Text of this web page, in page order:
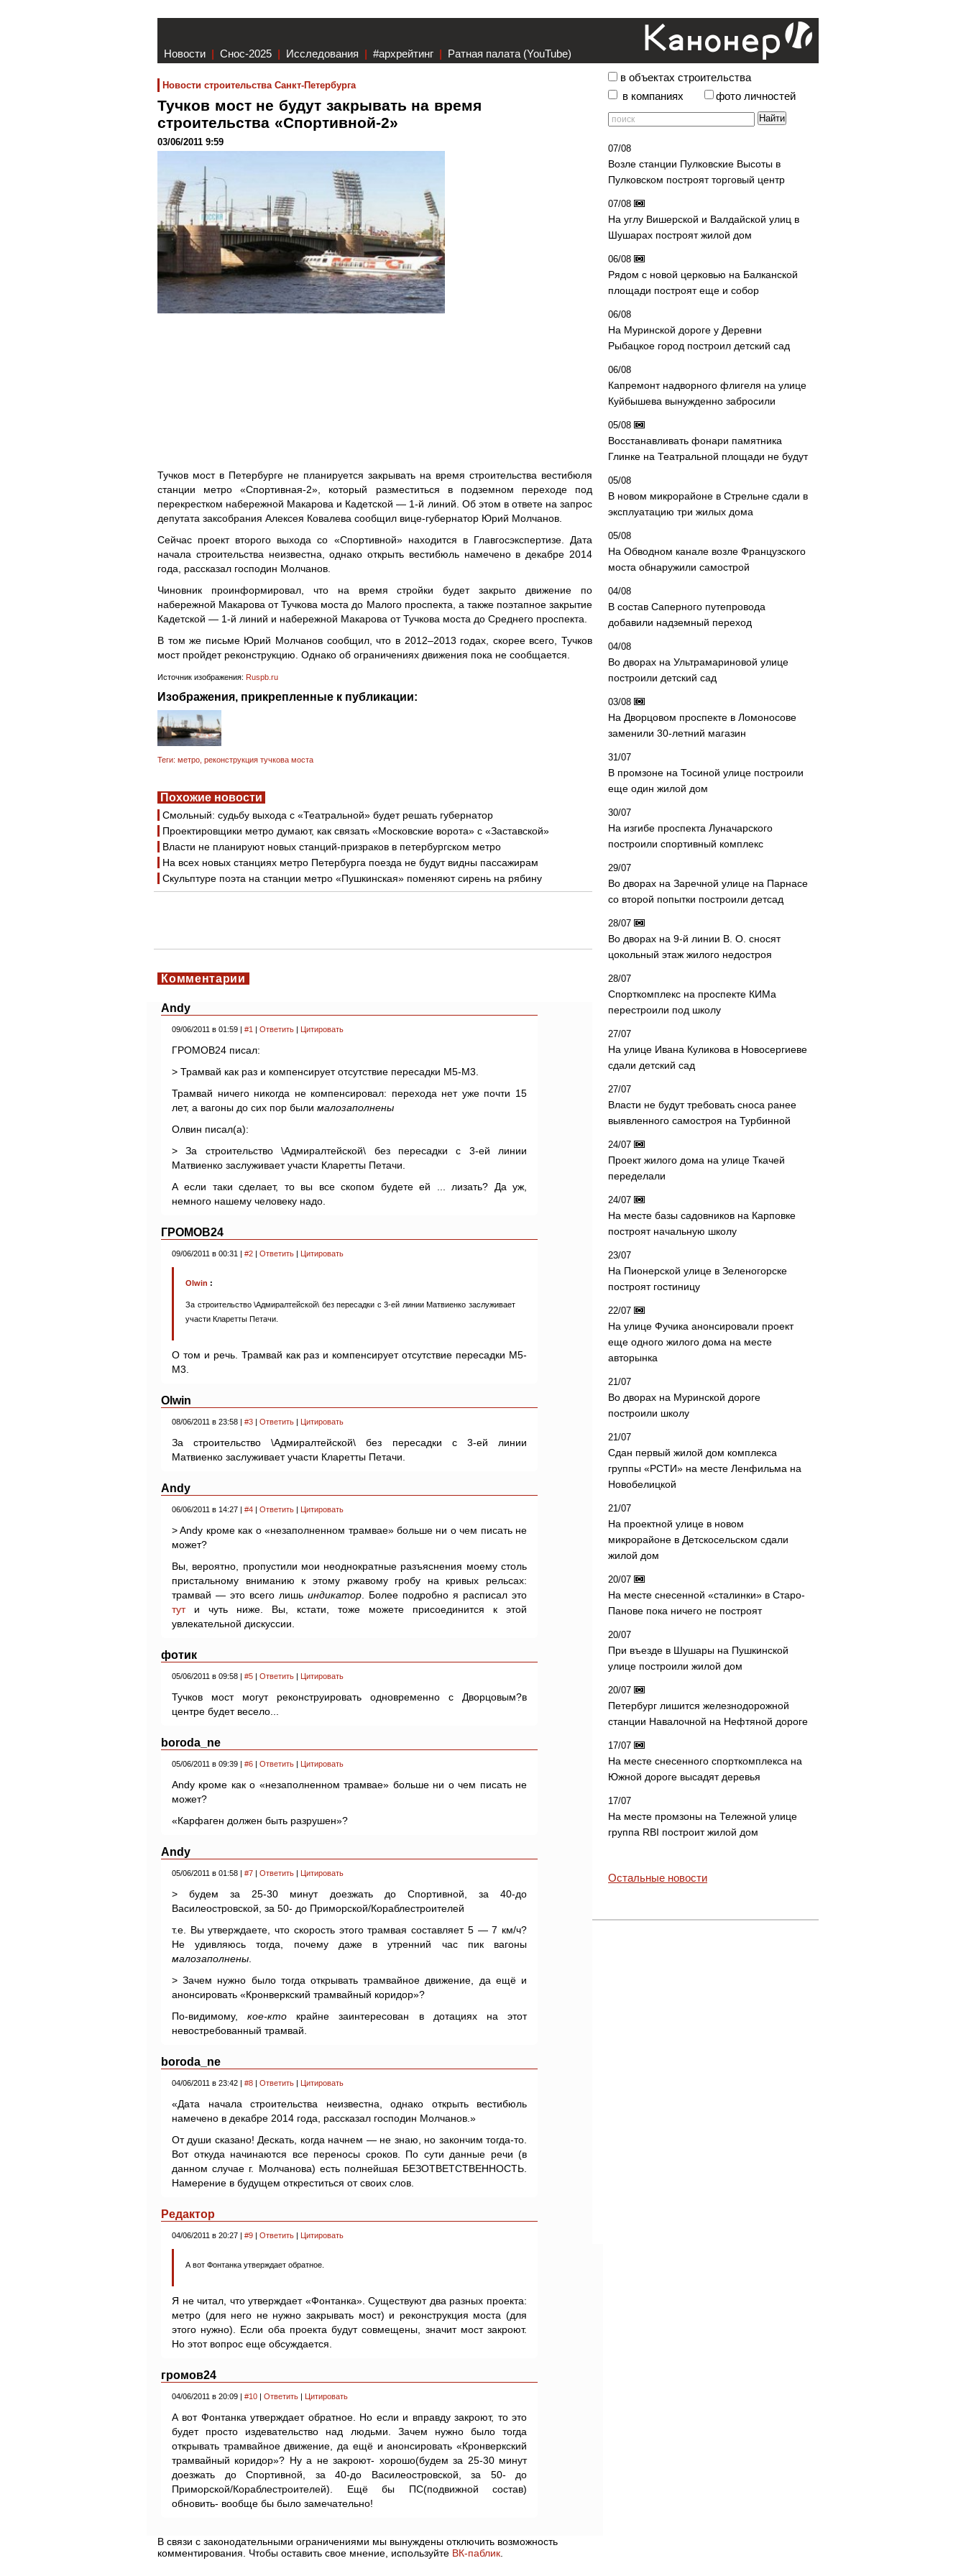
Новости | Снос-2025 | Исследования | #архрейтинг | Ратная палата (YouTube)
Новости строительства Санкт-Петербурга
Тучков мост не будут закрывать на время
строительства «Спортивной-2»
03/06/2011 9:59
Тучков мост в Петербурге не планируется закрывать на время строительства вестибюля
станции метро «Спортивная-2», который разместиться в подземном переходе под
перекрестком набережной Макарова и Кадетской — 1-й линий. Об этом в ответе на запрос
депутата заксобрания Алексея Ковалева сообщил вице-губернатор Юрий Молчанов.
Сейчас проект второго выхода со «Спортивной» находится в Главгосэкспертизе. Дата
начала строительства неизвестна, однако открыть вестибюль намечено в декабре 2014
года, рассказал господин Молчанов.
Чиновник проинформировал, что на время стройки будет закрыто движение по
набережной Макарова от Тучкова моста до Малого проспекта, а также поэтапное закрытие
Кадетской — 1-й линий и набережной Макарова от Тучкова моста до Среднего проспекта.
В том же письме Юрий Молчанов сообщил, что в 2012–2013 годах, скорее всего, Тучков
мост пройдет реконструкцию. Однако об ограничениях движения пока не сообщается.
Источник изображения: Ruspb.ru
Изображения, прикрепленные к публикации:
Теги: метро реконструкция тучкова моста
Похожие новости
Смольный: судьбу выхода с «Театральной» будет решать губернатор
Проектировщики метро думают, как связать «Московские ворота» с «Заставской»
Власти не планируют новых станций-призраков в петербургском метро
На всех новых станциях метро Петербурга поезда не будут видны пассажирам
Скульптуре поэта на станции метро «Пушкинская» поменяют сирень на рябину
Комментарии
Andy
09/06/2011 в 01:59 | #1 | Ответить | Цитировать
ГРОМОВ24 писал:
> Трамвай как раз и компенсирует отсутствие пересадки М5-М3.
Трамвай ничего никогда не компенсировал: перехода нет уже почти 15
лет, а вагоны до сих пор были малозаполнены
Олвин писал(a):
> За строительство \Адмиралтейской\ без пересадки с 3-ей линии
Матвиенко заслуживает участи Кларетты Петачи.
А если таки сделает, то вы все скопом будете ей ... лизать? Да уж,
немного нашему человеку надо.
ГРОМОВ24
09/06/2011 в 00:31 | #2 | Ответить | Цитировать
Olwin :
За строительство \Адмиралтейской\ без пересадки с 3-ей линии Матвиенко заслуживает
участи Кларетты Петачи.
О том и речь. Трамвай как раз и компенсирует отсутствие пересадки М5-
М3.
Olwin
08/06/2011 в 23:58 | #3 | Ответить | Цитировать
За строительство \Адмиралтейской\ без пересадки с 3-ей линии
Матвиенко заслуживает участи Кларетты Петачи.
Andy
06/06/2011 в 14:27 | #4 | Ответить | Цитировать
> Andy кроме как о «незаполненном трамвае» больше ни о чем писать не
может?
Вы, вероятно, пропустили мои неоднократные разъяснения моему столь
пристальному вниманию к этому ржавому гробу на кривых рельсах:
трамвай — это всего лишь индикатор . Более подробно я расписал это
тути чуть ниже. Вы, кстати, тоже можете присоединится к этой
увлекательной дискуссии.
фотик
05/06/2011 в 09:58 | #5 | Ответить | Цитировать
Тучков мост могут реконструировать одновременно с Дворцовым?в
центре будет весело...
boroda_ne
05/06/2011 в 09:39 | #6 | Ответить | Цитировать
Andy кроме как о «незаполненном трамвае» больше ни о чем писать не
может?
«Карфаген должен быть разрушен»?
Andy
05/06/2011 в 01:58 | #7 | Ответить | Цитировать
> будем за 25-30 минут доезжать до Спортивной, за 40-до
Василеостровской, за 50- до Приморской/Кораблестроителей
т.е. Вы утверждаете, что скорость этого трамвая составляет 5 — 7 км/ч?
Не удивляюсь тогда, почему даже в утренний час пик вагоны
малозаполнены
> Зачем нужно было тогда открывать трамвайное движение, да ещё и
анонсировать «Кронверкский трамвайный коридор»?
По-видимому,кое-кто крайне заинтересован в дотациях на этот
невостребованный трамвай.
boroda_ne
04/06/2011 в 23:42 | #8 | Ответить | Цитировать
«Дата начала строительства неизвестна, однако открыть вестибюль
намечено в декабре 2014 года, рассказал господин Молчанов.»
От души сказано! Дескать, когда начнем — не знаю, но закончим тогда-то.
Вот откуда начинаются все переносы сроков. По сути данные речи (в
данном случае г. Молчанова) есть полнейшая БЕЗОТВЕТСТВЕННОСТЬ.
Намерение в будущем откреститься от своих слов.
Редактор
04/06/2011 в 20:27 | #9 | Ответить | Цитировать
А вот Фонтанка утверждает обратное.
Я не читал, что утверждает «Фонтанка». Существуют два разных проекта:
метро (для него не нужно закрывать мост) и реконструкция моста (для
этого нужно). Если оба проекта будут совмещены, значит мост закроют.
Но этот вопрос еще обсуждается.
громов24
04/06/2011 в 20:09 | #10 | Ответить | Цитировать
А вот Фонтанка утверждает обратное. Но если и вправду закроют, то это
будет просто издевательство над людьми. Зачем нужно было тогда
открывать трамвайное движение, да ещё и анонсировать «Кронверкский
трамвайный коридор»? Ну а не закроют- хорошо(будем за 25-30 минут
доезжать до Спортивной, за 40-до Василеостровской, за 50- до
Приморской/Кораблестроителей). Ещё бы ПС(подвижной состав)
обновить- вообще бы было замечательно!
В связи с законодательными ограничениями мы вынуждены отключить возможность
комментирования. Чтобы оставить свое мнение, используйте ВК-паблик
в объектах строительства
в компаниях
фото личностей
07/08
Возле станции Пулковские Высоты в
Пулковском построят торговый центр
07/08
На углу Вишерской и Валдайской улиц в
Шушарах построят жилой дом
06/08
Рядом с новой церковью на Балканской
площади построят еще и собор
06/08
На Муринской дороге у Деревни
Рыбацкое город построил детский сад
06/08
Капремонт надворного флигеля на улице
Куйбышева вынужденно забросили
05/08
Восстанавливать фонари памятника
Глинке на Театральной площади не будут
05/08
В новом микрорайоне в Стрельне сдали в
эксплуатацию три жилых дома
05/08
На Обводном канале возле Французского
моста обнаружили самострой
04/08
В состав Саперного путепровода
добавили надземный переход
04/08
Во дворах на Ультрамариновой улице
построили детский сад
03/08
На Дворцовом проспекте в Ломоносове
заменили 30-летний магазин
31/07
В промзоне на Тосиной улице построили
еще один жилой дом
30/07
На изгибе проспекта Луначарского
построили спортивный комплекс
29/07
Во дворах на Заречной улице на Парнасе
со второй попытки построили детсад
28/07
Во дворах на 9-й линии В. О. сносят
цокольный этаж жилого недостроя
28/07
Спорткомплекс на проспекте КИМа
перестроили под школу
27/07
На улице Ивана Куликова в Новосергиеве
сдали детский сад
27/07
Власти не будут требовать сноса ранее
выявленного самостроя на Турбинной
24/07
Проект жилого дома на улице Ткачей
переделали
24/07
На месте базы садовников на Карповке
построят начальную школу
23/07
На Пионерской улице в Зеленогорске
построят гостиницу
22/07
На улице Фучика анонсировали проект
еще одного жилого дома на месте
авторынка
21/07
Во дворах на Муринской дороге
построили школу
21/07
Сдан первый жилой дом комплекса
группы «РСТИ» на месте Ленфильма на
Новобелицкой
21/07
На проектной улице в новом
микрорайоне в Детскосельском сдали
жилой дом
20/07
На месте снесенной «сталинки» в Старо-
Панове пока ничего не построят
20/07
При въезде в Шушары на Пушкинской
улице построили жилой дом
20/07
Петербург лишится железнодорожной
станции Навалочной на Нефтяной дороге
17/07
На месте снесенного спорткомплекса на
Южной дороге высадят деревья
17/07
На месте промзоны на Тележной улице
группа RBI построит жилой дом
Остальные новости